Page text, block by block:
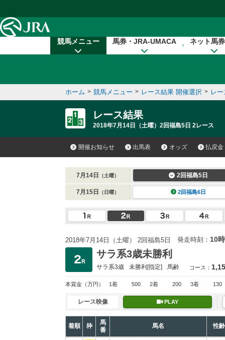
競馬メニュー 馬券・JRA-UMACA ネット馬
ホーム > 競馬メニュー > レース結果 開催選択 > レ
レース結果
2018年7月14日（土曜）2回福島5日 2レース
開催お知らせ 出馬表 オッズ 払戻金
7月14日 （土曜） 2回福島5日
7月15日 （日曜） 2回福島6日
2018年7月14日（土曜） 2回福島5日 発走時刻： 10
サラ系3歳未勝利
サラ系3歳 未勝利[指定] 馬齢 コース：
本賞金 （万円） 1着 500 2着 200 3着 130
レース映像 PLAY
着順 枠
馬
番
馬名 性齢